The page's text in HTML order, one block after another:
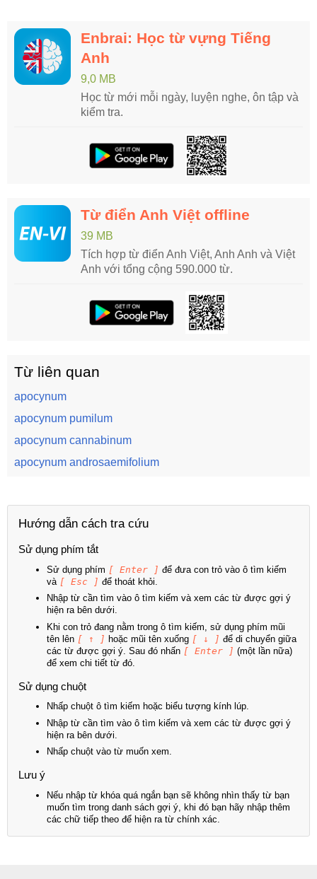
Enbrai: Học từ vựng Tiếng
Anh
9,0 MB
Học từ mới mỗi ngày, luyện nghe, ôn tập và
kiểm tra.
Từ điển Anh Việt offline
39 MB
Tích hợp từ điển Anh Việt, Anh Anh và Việt
Anh với tổng cộng 590.000 từ.
Từ liên quan
apocynum
apocynum pumilum
apocynum cannabinum
apocynum androsaemifolium
Hướng dẫn cách tra cứu
Sử dụng phím tắt
Sử dụng phím [ Enter ] để đưa con trỏ vào ô tìm kiếm
và [ Esc ] để thoát khỏi.
Nhập từ cần tìm vào ô tìm kiếm và xem các từ được gợi ý
hiện ra bên dưới.
Khi con trỏ đang nằm trong ô tìm kiếm, sử dụng phím mũi
tên lên [ ↑ ] hoặc mũi tên xuống [ ↓ ] để di chuyển giữa
các từ được gợi ý. Sau đó nhấn [ Enter ] (một lần nữa)
để xem chi tiết từ đó.
Sử dụng chuột
Nhấp chuột ô tìm kiếm hoặc biểu tượng kính lúp.
Nhập từ cần tìm vào ô tìm kiếm và xem các từ được gợi ý
hiện ra bên dưới.
Nhấp chuột vào từ muốn xem.
Lưu ý
Nếu nhập từ khóa quá ngắn bạn sẽ không nhìn thấy từ bạn
muốn tìm trong danh sách gợi ý, khi đó bạn hãy nhập thêm
các chữ tiếp theo để hiện ra từ chính xác.